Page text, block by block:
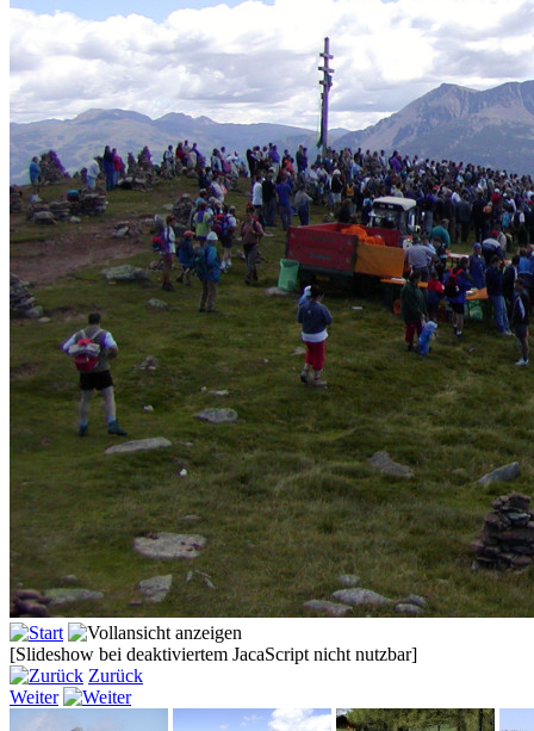
[Slideshow bei deaktiviertem JacaScript nicht nutzbar]
Zurück
Weiter